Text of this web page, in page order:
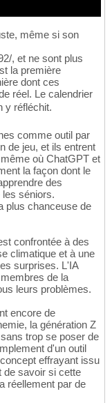
même si son
, et ne sont plus
la première
dont ces
réel. Le calendrier
y réfléchit.
comme outil par
de jeu, et ils entrent
où ChatGPT et
la façon dont le
des
séniors.
plus chanceuse de
confrontée à des
climatique et à une
surprises. L'IA
de la
leurs problèmes.
encore de
la génération Z
trop se poser de
d'un outil
effrayant issu
de savoir si cette
réellement par de